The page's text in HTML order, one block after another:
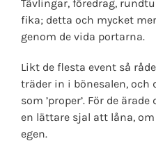
Tävlingar, föredrag,
fika; detta och mycket
genom de vida portarna.
Likt de flesta event så
träder in i bönesalen,
som ’proper’. För de
en lättare sjal att låna,
egen.